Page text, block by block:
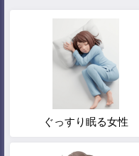
ぐっすり眠る女性